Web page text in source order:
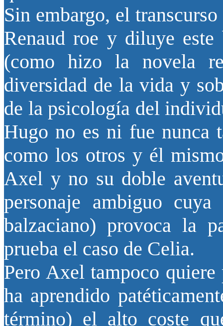
Sin embargo, el
Renaud roe y diluye
(como hizo la novela
diversidad de la vida y
de la psicología del
Hugo no es ni fue nunca
como los otros y él
Axel y no su doble
personaje ambiguo
balzaciano) provoca la
prueba el caso de Celia.
Pero Axel tampoco
ha aprendido
término) el alto coste